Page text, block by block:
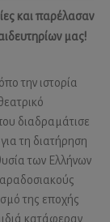
και παρέλασαν
μας!
την ιστορία
διαδραμάτισε
τη διατήρηση
των Ελλήνων
της εποχής
κατάφεραν